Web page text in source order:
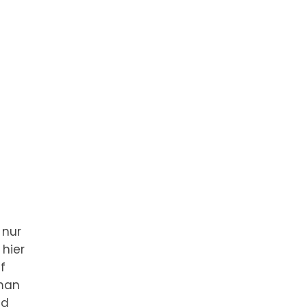
hier